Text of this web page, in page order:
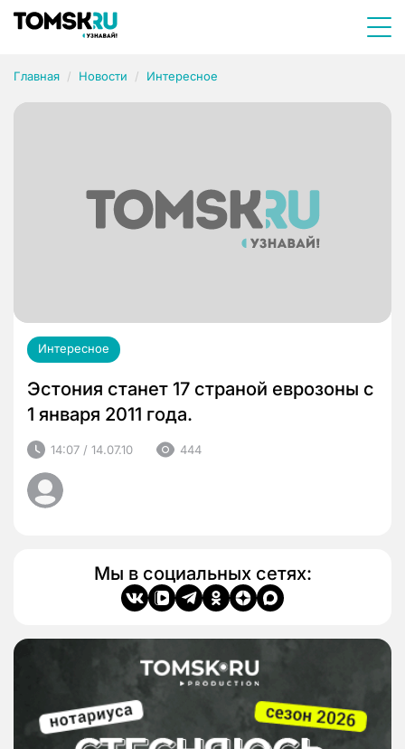
Главная Новости Интересное
Интересное
Эстония станет 17 страной еврозоны с
1 января 2011 года.
14:07 / 14.07.10 444
Мы в социальных сетях: